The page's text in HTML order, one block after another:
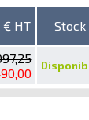
€ HT Stock